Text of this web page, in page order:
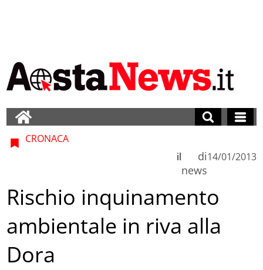
CRONACA
di
news
il 14/01/2013
Rischio inquinamento
ambientale in riva alla
Dora